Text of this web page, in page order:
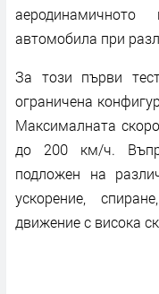
автомобила при
За този първи
ограничена
Максималната
до 200 км/ч.
подложен на
ускорение,
движение с висока